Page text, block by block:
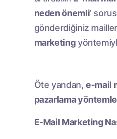
neden önemli’
gönderdiğiniz
marketing
Öte yandan,e-mail
pazarlama
E-Mail Marketing